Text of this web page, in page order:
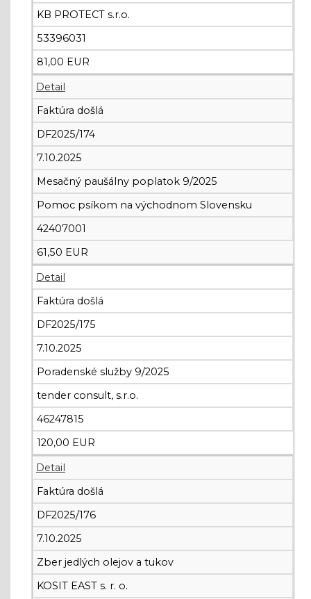
KB PROTECT s.r.o.
53396031
81,00 EUR
Detail
Faktúra došlá
DF2025/174
7.10.2025
Mesačný paušálny poplatok 9/2025
Pomoc psíkom na východnom Slovensku
42407001
61,50 EUR
Detail
Faktúra došlá
DF2025/175
7.10.2025
Poradenské služby 9/2025
tender consult, s.r.o.
46247815
120,00 EUR
Detail
Faktúra došlá
DF2025/176
7.10.2025
Zber jedlých olejov a tukov
KOSIT EAST s. r. o.